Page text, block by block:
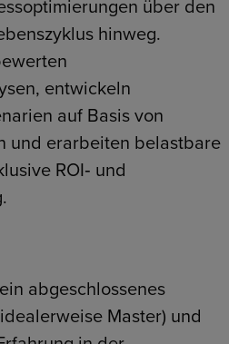
über den
hinweg.
entwickeln
auf Basis von
und erarbeiten belastbare
ROI‑ und
abgeschlossenes
Master) und